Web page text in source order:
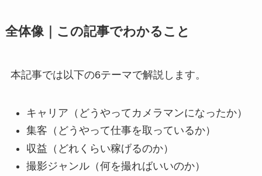
全体像｜この記事でわかること
本記事では以下の6テーマで解説します。
キャリア（どうやってカメラマンになったか）
集客（どうやって仕事を取っているか）
収益（どれくらい稼げるのか）
撮影ジャンル（何を撮ればいいのか）